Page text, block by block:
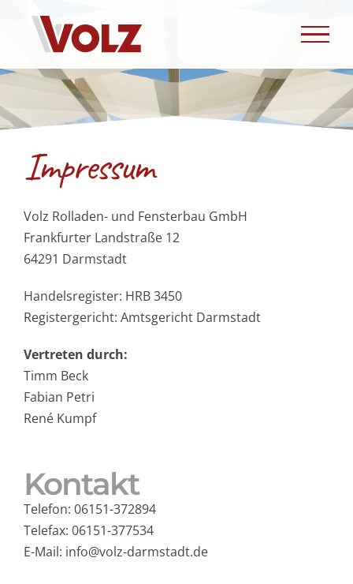
springen
Impressum
Volz Rolladen- und Fensterbau GmbH
Frankfurter Landstraße 12
64291 Darmstadt
Handelsregister: HRB 3450
Registergericht: Amtsgericht Darmstadt
Vertreten durch:
Timm Beck
Fabian Petri
René Kumpf
Kontakt
Telefon: 06151-372894
Telefax: 06151-377534
E-Mail: info@volz-darmstadt.de